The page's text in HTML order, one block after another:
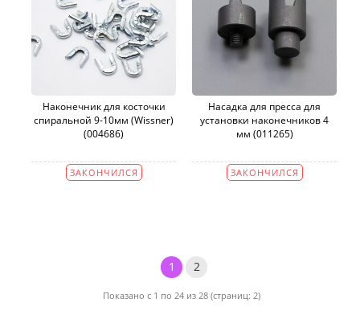
Наконечник для косточки
спиральной 9-10мм (Wissner)
(004686)
ЗАКОНЧИЛСЯ
Насадка для пресса для
установки наконечников 4
мм (011265)
ЗАКОНЧИЛСЯ
1 2
Показано с 1 по 24 из 28 (страниц: 2)